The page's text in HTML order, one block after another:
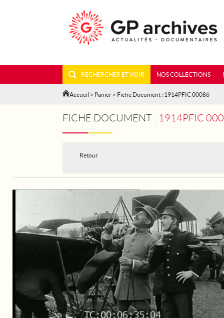
RECHERCHER ET VOIR NOS COLLECTIONS
Accueil > Panier > Fiche Document : 1914PFIC 00086
FICHE DOCUMENT : 1914PFIC
Retour